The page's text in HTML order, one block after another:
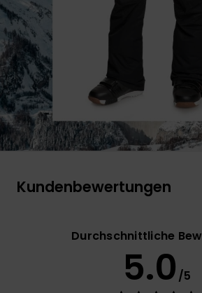
Kundenbewertungen
Durchschnittliche
5.0 /5